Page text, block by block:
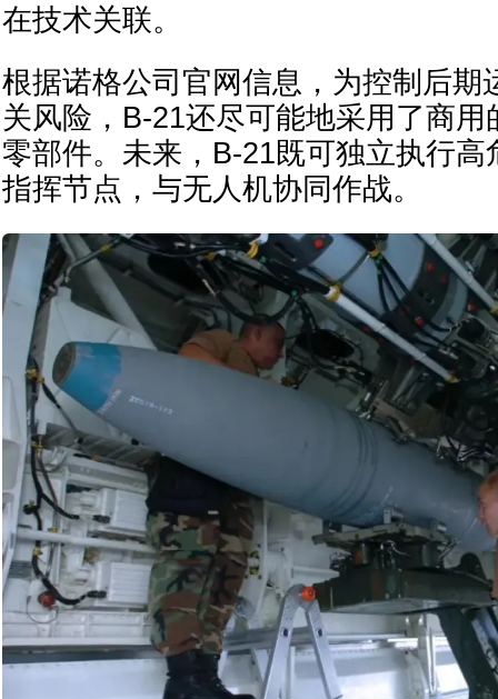
在技术关联。
根据诺格公司官网信息，为控制后期
关风险，B-21还尽可能地采用了商
零部件。未来，B-21既可独立执行高
指挥节点，与无人机协同作战。